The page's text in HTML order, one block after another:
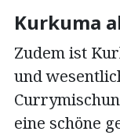
Kurkuma
Zudem ist
und
eine schöne